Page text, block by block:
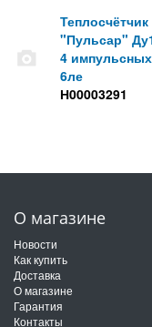
"Пульсар"
4
6ле
Н00003291
О магазине
Новости
Как купить
Доставка
О магазине
Гарантия
Контакты